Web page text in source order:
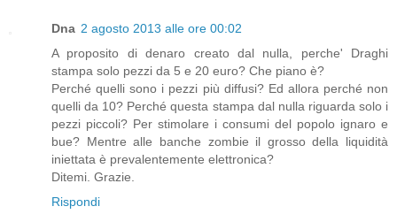
Dna 2 agosto 2013 alle ore 00:02
A proposito di denaro creato dal nulla, perche' Draghi
stampa solo pezzi da 5 e 20 euro? Che piano è?
Perché quelli sono i pezzi più diffusi? Ed allora perché non
quelli da 10? Perché questa stampa dal nulla riguarda solo i
pezzi piccoli? Per stimolare i consumi del popolo ignaro e
bue? Mentre alle banche zombie il grosso della liquidità
iniettata è prevalentemente elettronica?
Ditemi. Grazie.
Rispondi